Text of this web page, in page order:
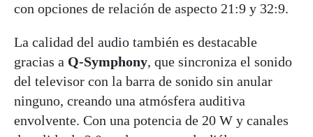
con opciones de relación de aspecto 21:9 y 32:9.
La calidad del audio también es destacable
gracias a Q-Symphony, que sincroniza el sonido
del televisor con la barra de sonido sin anular
ninguno, creando una atmósfera auditiva
envolvente. Con una potencia de 20 W y canales